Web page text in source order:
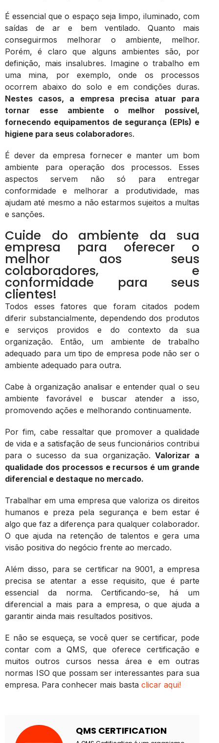
É essencial que o espaço seja limpo, iluminado, com
saídas de ar e bem ventilado. Quanto mais
conseguirmos melhorar o ambiente, melhor.
Porém, é claro que alguns ambientes são, por
definição, mais insalubres. Imagine o trabalho em
uma mina, por exemplo, onde os processos
ocorrem abaixo do solo e em condições duras.
Nestes casos, a empresa precisa atuar para
tornar esse ambiente o melhor possível,
fornecendo equipamentos de segurança (EPIs) e
higiene para seus colaboradores.
É dever da empresa fornecer e manter um bom
ambiente para operação dos processos. Esses
aspectos servem não só para entregar
conformidade e melhorar a produtividade, mas
ajudam até mesmo a não estarmos sujeitos a multas
e sanções.
Cuide do ambiente da sua
empresa para oferecer o
melhor aos seus
colaboradores, e
conformidade para seus
clientes!
Todos esses fatores que foram citados podem
diferir substancialmente, dependendo dos produtos
e serviços providos e do contexto da sua
organização. Então, um ambiente de trabalho
adequado para um tipo de empresa pode não ser o
ambiente adequado para outra.
Cabe à organização analisar e entender qual o seu
ambiente favorável e buscar atender a isso,
promovendo ações e melhorando continuamente.
Por fim, cabe ressaltar que promover a qualidade
de vida e a satisfação de seus funcionários contribui
para o sucesso da sua organização.Valorizar a
qualidade dos processos e recursos é um grande
diferencial e destaque no mercado.
Trabalhar em uma empresa que valoriza os direitos
humanos e preza pela segurança e bem estar é
algo que faz a diferença para qualquer colaborador.
O que ajuda na retenção de talentos e gera uma
visão positiva do negócio frente ao mercado.
Além disso, para se certificar na 9001, a empresa
precisa se atentar a esse requisito, que é parte
essencial da norma. Certificando-se, há um
diferencial a mais para a empresa, o que ajuda a
garantir ainda mais resultados positivos.
E não se esqueça, se você quer se certificar, pode
contar com a QMS, que oferece certificação e
muitos outros cursos nessa área e em outras
normas ISO que possam ser interessantes para sua
empresa. Para conhecer mais basta clicar aqui!
QMS CERTIFICATION